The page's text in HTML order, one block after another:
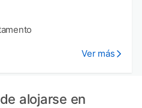
Ver más
alojarse en